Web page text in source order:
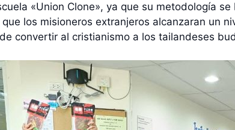
«Union Clone», ya que su metodología
los misioneros extranjeros alcanzaran un
convertir al cristianismo a los tailandeses